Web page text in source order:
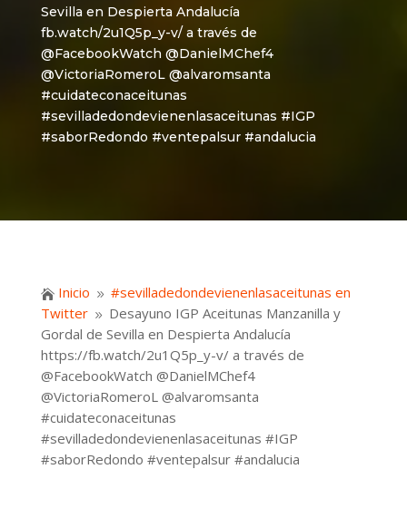
Sevilla en Despierta Andalucía
fb.watch/2u1Q5p_y-v/ a través de
@FacebookWatch @DanielMChef4
@VictoriaRomeroL @alvaromsanta
#cuidateconaceitunas
#sevilladedondevienenlasaceitunas #IGP
#saborRedondo #ventepalsur #andalucia
 Inicio 9 #sevilladedondevienenlasaceitunas en
Twitter 9 Desayuno IGP Aceitunas Manzanilla y
Gordal de Sevilla en Despierta Andalucía
https://fb.watch/2u1Q5p_y-v/ a través de
@FacebookWatch @DanielMChef4
@VictoriaRomeroL @alvaromsanta
#cuidateconaceitunas
#sevilladedondevienenlasaceitunas #IGP
#saborRedondo #ventepalsur #andalucia